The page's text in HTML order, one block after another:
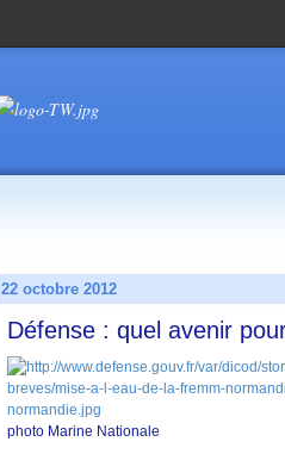
22 octobre 2012
Défense : quel avenir
photo Marine Nationale